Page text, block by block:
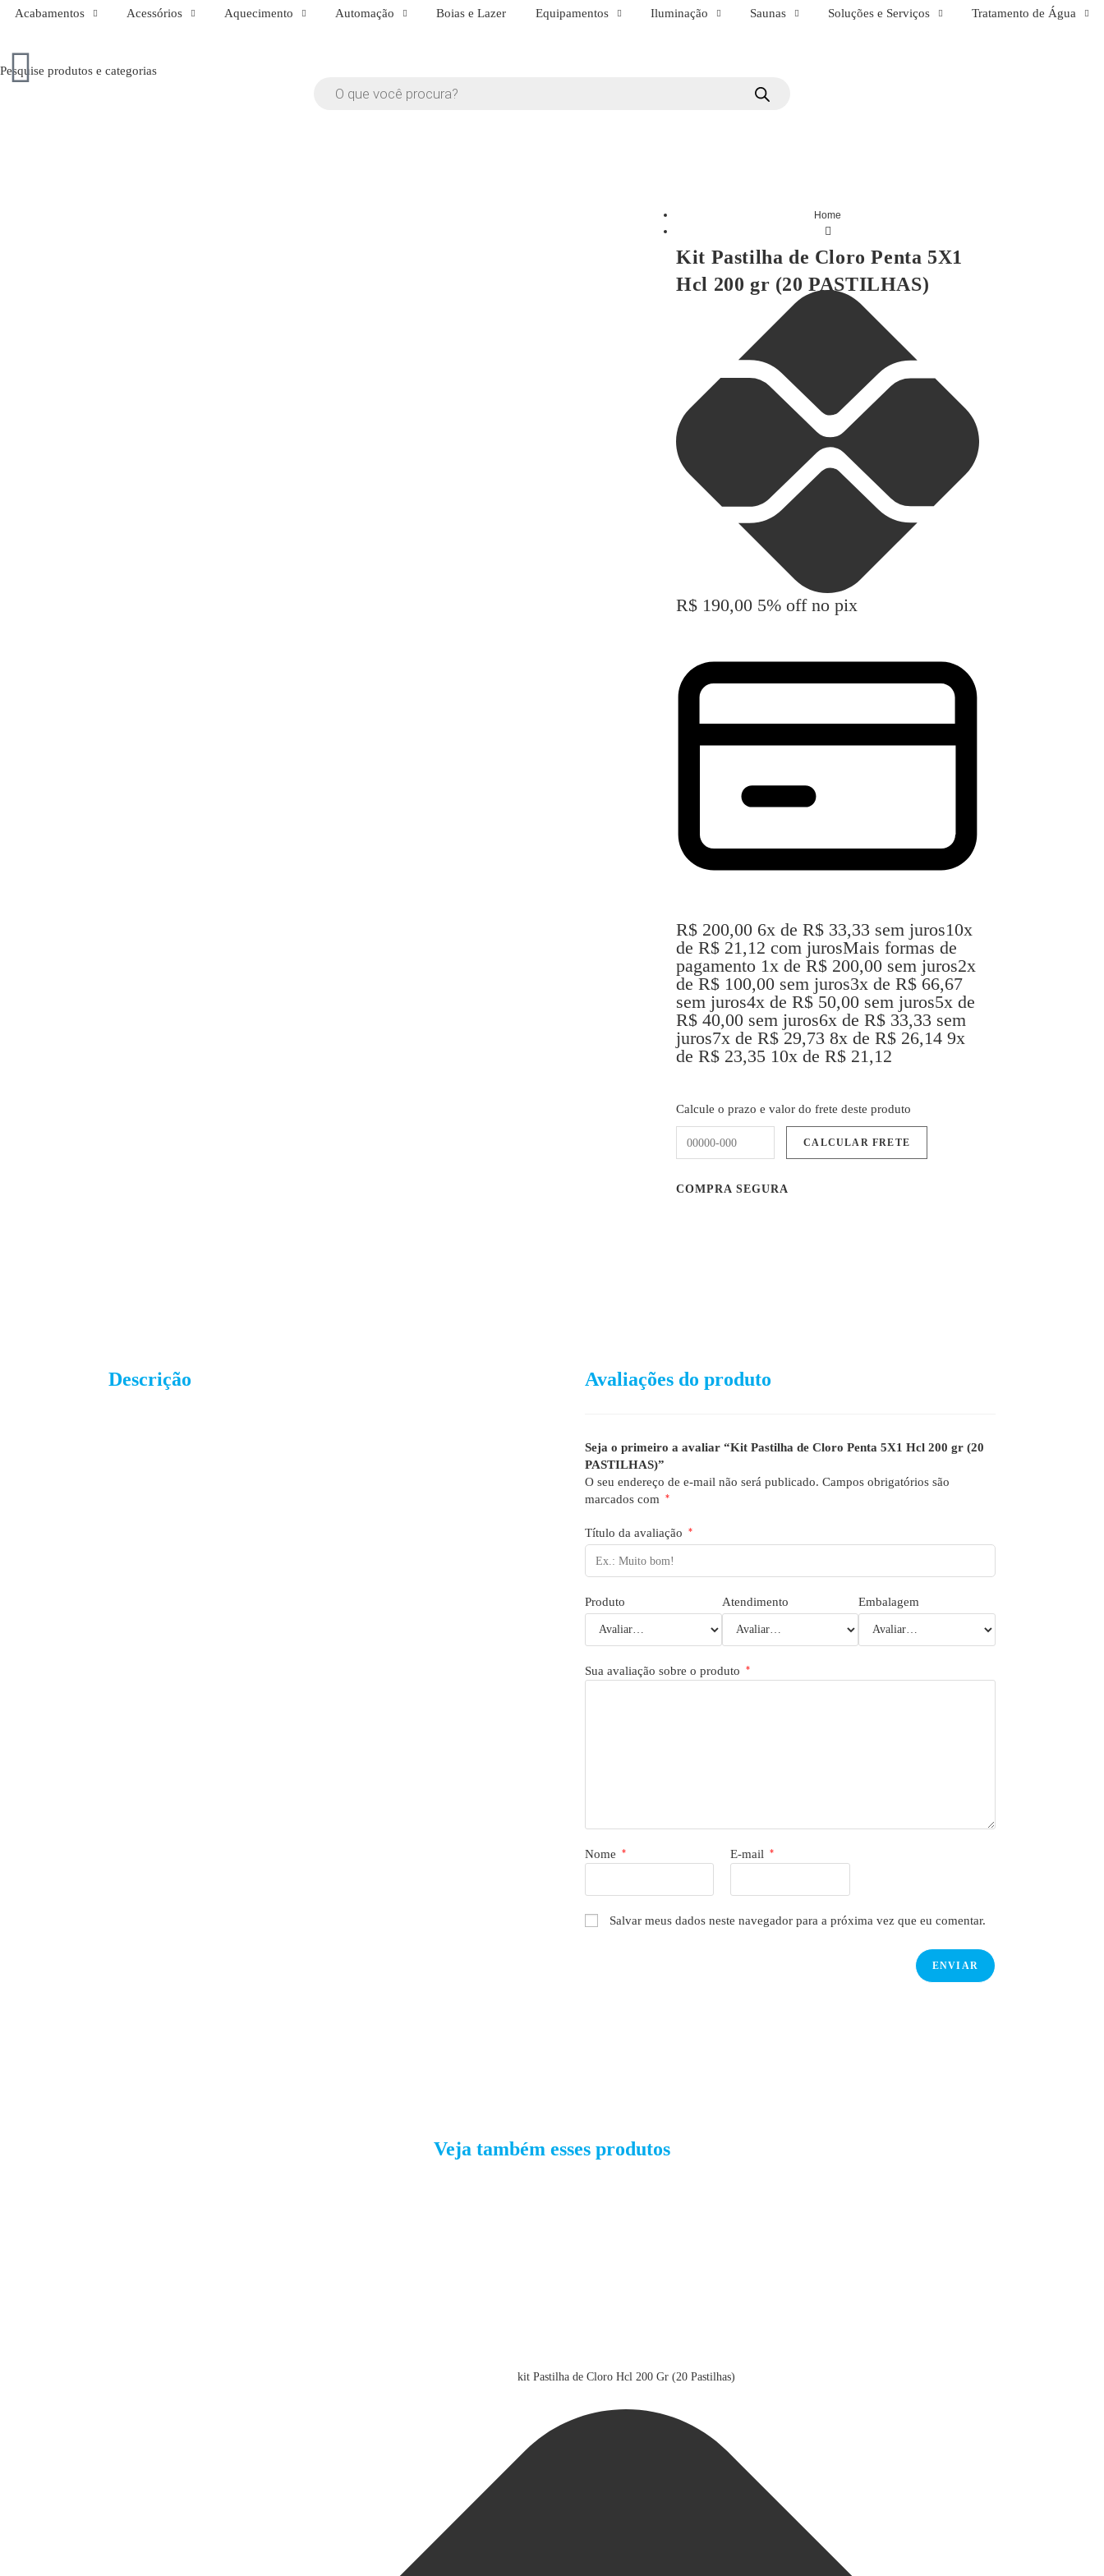
Acabamentos Acessórios Aquecimento Automação Boias e Lazer Equipamentos Iluminação Saunas Soluções e Serviços Tratamento de Água
Pesquise produtos e categorias
Home
Kit Pastilha de Cloro Penta 5X1
Hcl 200 gr (20 PASTILHAS)
R$ 190,00 5% off no pix
R$ 200,00 6x deR$ 33,33 sem juros10x
deR$ 21,12 com jurosMais formas de
pagamento 1x deR$ 200,00 sem juros2x
deR$ 100,00 sem juros3x deR$ 66,67
sem juros4x deR$ 50,00 sem juros5x de
R$ 40,00 sem juros6x deR$ 33,33 sem
juros7x deR$ 29,73 8x deR$ 26,14 9x
deR$ 23,35 10x deR$ 21,12
Calcule o prazo e valor do frete deste produto
COMPRA SEGURA
Descrição Avaliações do produto
Seja o primeiro a avaliar “Kit Pastilha de Cloro Penta 5X1 Hcl 200 gr (20
PASTILHAS)”
O seu endereço de e-mail não será publicado. Campos obrigatórios são
marcados com
*
Título da avaliação *
Produto Atendimento Embalagem
Sua avaliação sobre o produto *
Nome * E-mail *
Salvar meus dados neste navegador para a próxima vez que eu comentar.
Veja também esses produtos
kit Pastilha de Cloro Hcl 200 Gr (20 Pastilhas)